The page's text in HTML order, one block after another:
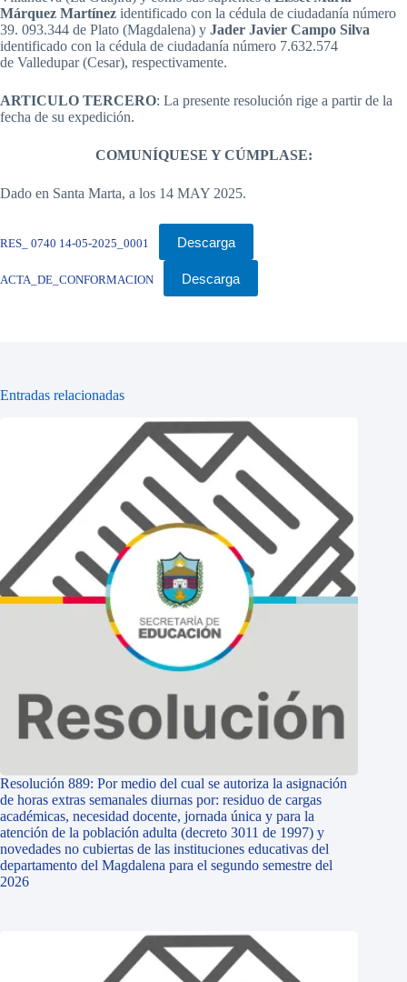
Márquez Martínez identificado con la cédula de ciudadanía número
39. 093.344 de Plato (Magdalena) y Jader Javier Campo Silva
identificado con la cédula de ciudadanía número 7.632.574
de Valledupar (Cesar), respectivamente.
ARTICULO TERCERO: La presente resolución rige a partir de la
fecha de su expedición.
COMUNÍQUESE Y CÚMPLASE:
Dado en Santa Marta, a los 14 MAY 2025.
RES_ 0740 14-05-2025_0001 Descarga
ACTA_DE_CONFORMACION Descarga
Entradas relacionadas
Resolución 889: Por medio del cual se autoriza la asignación
de horas extras semanales diurnas por: residuo de cargas
académicas, necesidad docente, jornada única y para la
atención de la población adulta (decreto 3011 de 1997) y
novedades no cubiertas de las instituciones educativas del
departamento del Magdalena para el segundo semestre del
2026